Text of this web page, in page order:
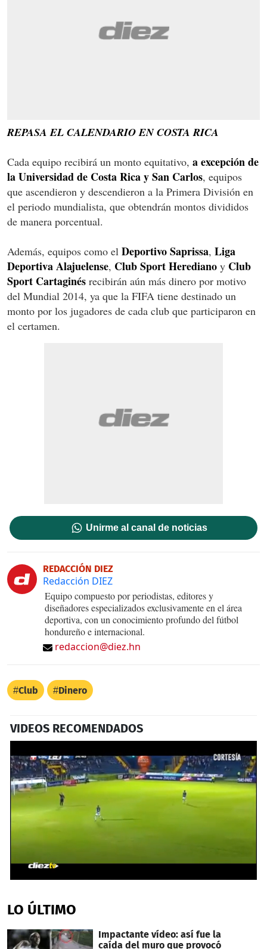
REPASA EL CALENDARIO EN COSTA RICA
Cada equipo recibirá un monto equitativo, a excepción de
la Universidad de Costa Rica y San Carlos, equipos
que ascendieron y descendieron a la Primera División en
el periodo mundialista, que obtendrán montos divididos
de manera porcentual.
Además, equipos como el Deportivo Saprissa, Liga
Deportiva Alajuelense, Club Sport Herediano y Club
Sport Cartaginés recibirán aún más dinero por motivo
del Mundial 2014, ya que la FIFA tiene destinado un
monto por los jugadores de cada club que participaron en
el certamen.
Unirme al canal de noticias
REDACCIÓN DIEZ
Redacción DIEZ
Equipo compuesto por periodistas, editores y
diseñadores especializados exclusivamente en el área
deportiva, con un conocimiento profundo del fútbol
hondureño e internacional.
redaccion@diez.hn
Club Dinero
VIDEOS RECOMENDADOS
of
56
LO ÚLTIMO
Impactante vídeo: así fue la
caída del muro que provocó